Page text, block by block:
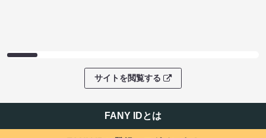
サイトを閲覧する
FANY IDとは